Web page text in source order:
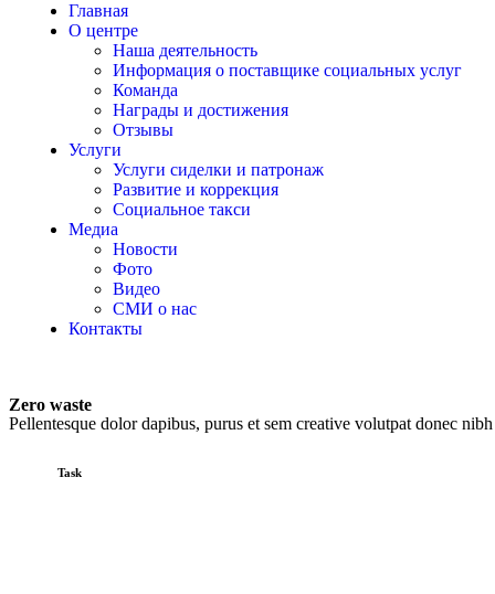
Главная
О центре
Наша деятельность
Информация о поставщике социальных услуг
Команда
Награды и достижения
Отзывы
Услуги
Услуги сиделки и патронаж
Развитие и коррекция
Социальное такси
Медиа
Новости
Фото
Видео
СМИ о нас
Контакты
Zero waste
Pellentesque dolor dapibus, purus et sem creative volutpat donec nibh
Task